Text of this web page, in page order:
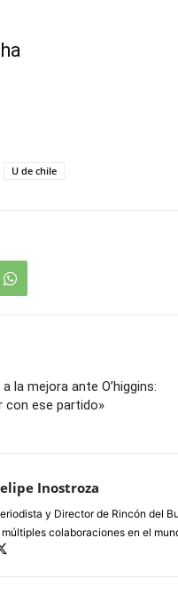
U de chile
la mejora ante O’higgins:
con ese partido»
Inostroza
y Director de Rincón del
colaboraciones en el